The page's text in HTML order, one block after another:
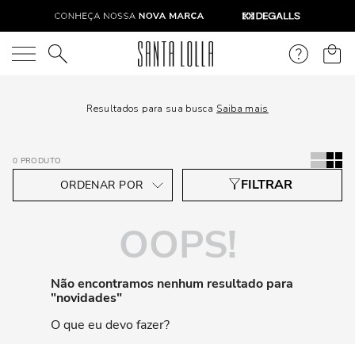
O que você está procurando?
Resultados para sua busca Saiba mais
0 PRODUTO
OOPS!
Não encontramos nenhum resultado para
"novidades"
O que eu devo fazer?